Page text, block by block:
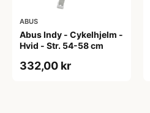
ABUS
Abus Indy - Cykelhjelm -
Hvid - Str. 54-58 cm
332,00 kr